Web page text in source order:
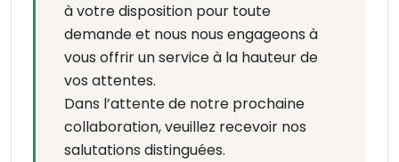
à votre disposition pour toute
demande et nous nous engageons à
vous offrir un service à la hauteur de
vos attentes.
Dans l’attente de notre prochaine
collaboration, veuillez recevoir nos
salutations distinguées.